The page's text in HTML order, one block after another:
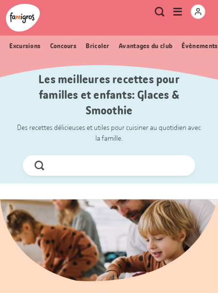
Signets
de
navigation
Header
Logo Métanavigation
RechercheOuvrir
Excursions Concours Bricoler Avantages du club
Les meilleures recettes pour
familles et enfants: Glaces &
Smoothie
Des recettes délicieuses et utiles pour cuisiner au quotidien avec
la famille.
Chercher